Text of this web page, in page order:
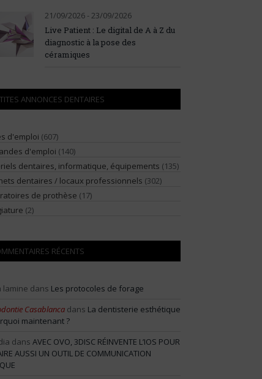
21/09/2026 - 23/09/2026
Live Patient : Le digital de A à Z du
diagnostic à la pose des
céramiques
ANNONCES DENTAIRES
d'emploi (607)
d'emploi (140)
dentaires, informatique, équipements (135)
dentaires / locaux professionnels (302)
de prothèse (17)
(2)
RÉCENTS
lamine dans Les protocoles de forage
Casablanca dans La dentisterie esthétique
maintenant ?
dans AVEC OVO, 3DISC RÉINVENTE L’IOS POUR
AUSSI UN OUTIL DE COMMUNICATION